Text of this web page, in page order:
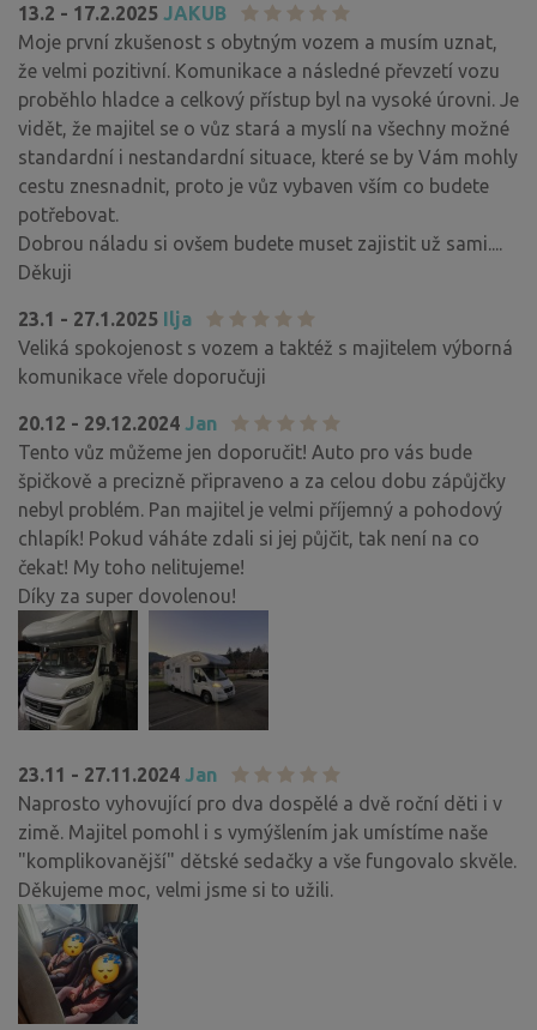
13.2 - 17.2.2025 JAKUB
Moje první zkušenost s obytným vozem a musím uznat,
že velmi pozitivní. Komunikace a následné převzetí vozu
proběhlo hladce a celkový přístup byl na vysoké úrovni. Je
vidět, že majitel se o vůz stará a myslí na všechny možné
standardní i nestandardní situace, které se by Vám mohly
cestu znesnadnit, proto je vůz vybaven vším co budete
potřebovat.
Dobrou náladu si ovšem budete muset zajistit už sami....
Děkuji
23.1 - 27.1.2025 Ilja
Veliká spokojenost s vozem a taktéž s majitelem výborná
komunikace vřele doporučuji
20.12 - 29.12.2024 Jan
Tento vůz můžeme jen doporučit! Auto pro vás bude
špičkově a precizně připraveno a za celou dobu zápůjčky
nebyl problém. Pan majitel je velmi příjemný a pohodový
chlapík! Pokud váháte zdali si jej půjčit, tak není na co
čekat! My toho nelitujeme!
Díky za super dovolenou!
23.11 - 27.11.2024 Jan
Naprosto vyhovující pro dva dospělé a dvě roční děti i v
zimě. Majitel pomohl i s vymýšlením jak umístíme naše
"komplikovanější" dětské sedačky a vše fungovalo skvěle.
Děkujeme moc, velmi jsme si to užili.